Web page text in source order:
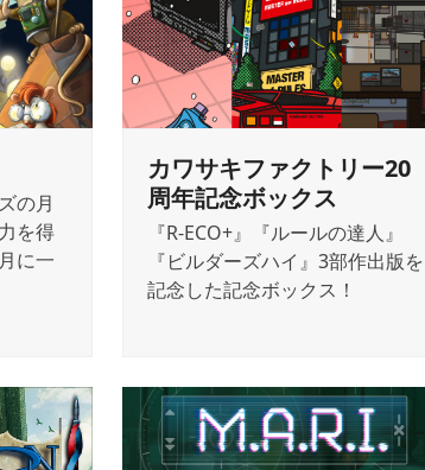
の月
を得
に一
カワサキファクトリー20
周年記念ボックス
『R-ECO+』『ルールの達人』
『ビルダーズハイ』3部作出版を
記念した記念ボックス！